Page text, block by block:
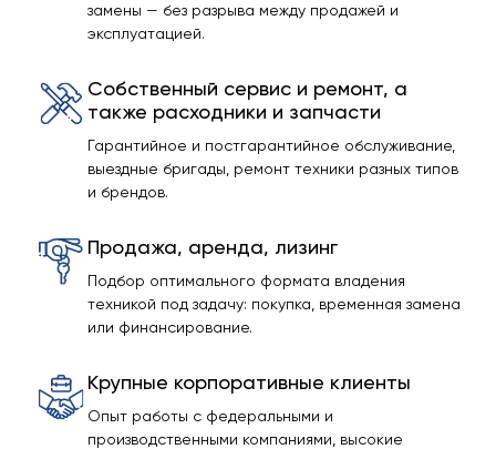
замены — без разрыва между продажей и
эксплуатацией.
Собственный сервис и ремонт, а
также расходники и запчасти
Гарантийное и постгарантийное обслуживание,
выездные бригады, ремонт техники разных типов
и брендов.
Продажа, аренда, лизинг
Подбор оптимального формата владения
техникой под задачу: покупка, временная замена
или финансирование.
Крупные корпоративные клиенты
Опыт работы с федеральными и
производственными компаниями, высокие